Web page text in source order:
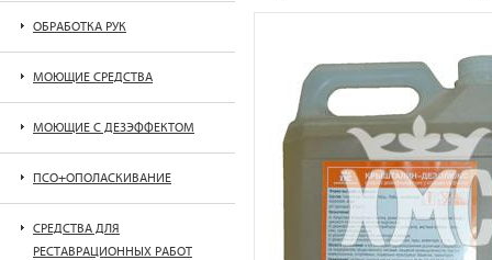
ОБРАБОТКА РУК
МОЮЩИЕ СРЕДСТВА
МОЮЩИЕ С ДЕЗЭФФЕКТОМ
ПСО+ОПОЛАСКИВАНИЕ
СРЕДСТВА ДЛЯ
РЕСТАВРАЦИОННЫХ РАБОТ